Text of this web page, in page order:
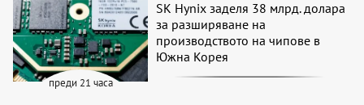
преди 21 часа
SK Hynix заделя 38 млрд. долара
за разширяване на
производството на чипове в
Южна Корея